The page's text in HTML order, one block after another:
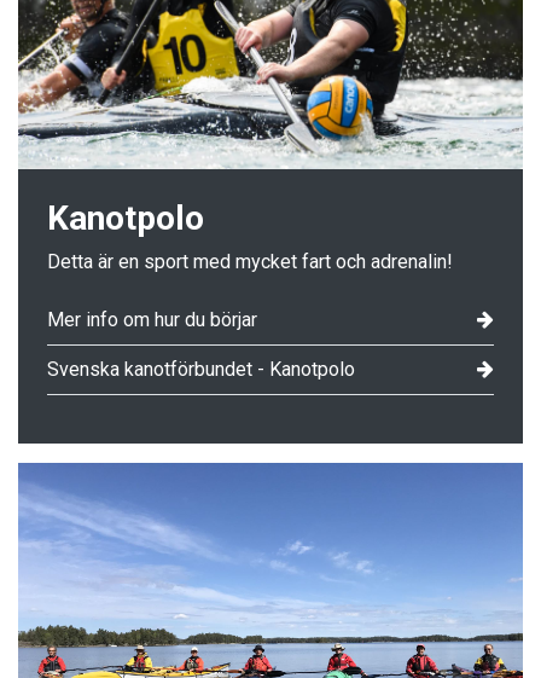
Kanotpolo
Detta är en sport med mycket fart och adrenalin!
Mer info om hur du börjar
Svenska kanotförbundet - Kanotpolo